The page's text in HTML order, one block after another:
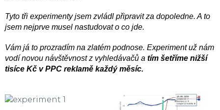
Tyto tři experimenty jsem zvládl připravit za dopoledne. A to
jsem nejprve musel nastudovat o co jde.
Vám já to prozradím na zlatém podnose. Experiment už nám
vodí novou návštěvnost z vyhledávačů a tím šetříme nižší
tisíce Kč v PPC reklamě každý měsíc.